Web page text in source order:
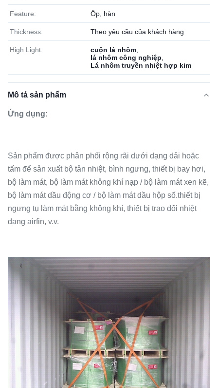
Feature: Ốp, hàn
Thickness: Theo yêu cầu của khách hàng
High Light: cuộn lá nhôm
lá nhôm công nghiệp
Lá nhôm truyền nhiệt hợp kim
Mô tả sản phẩm
Ứng dụng:
Sản phẩm được phân phối rộng rãi dưới dạng dải hoặc
tấm để sản xuất bộ tản nhiệt, bình ngưng, thiết bị bay hơi,
bộ làm mát, bộ làm mát không khí nạp / bộ làm mát xen kẽ,
bộ làm mát dầu động cơ / bộ làm mát dầu hộp số.thiết bị
ngưng tụ làm mát bằng không khí, thiết bị trao đổi nhiệt
dạng airfin, v.v.